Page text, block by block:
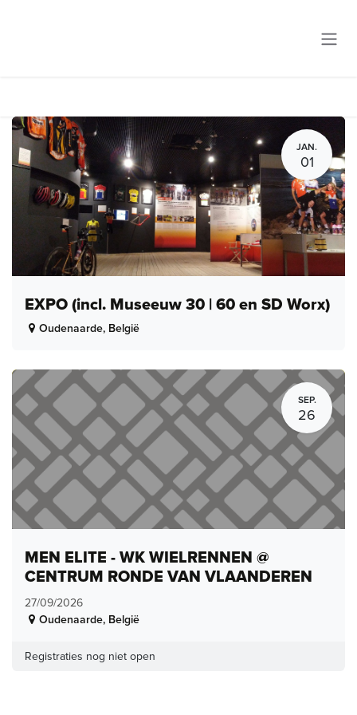
JAN.
01
EXPO (incl. Museeuw 30 | 60 en SD Worx)
Oudenaarde, België
SEP.
26
MEN ELITE - WK WIELRENNEN @
CENTRUM RONDE VAN VLAANDEREN
27/09/2026
Oudenaarde, België
Registraties nog niet open